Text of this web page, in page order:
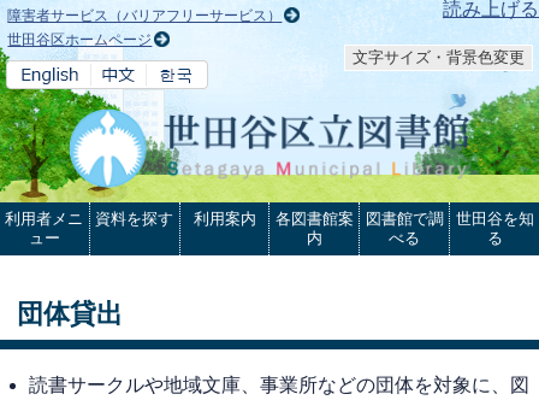
本文へ 読み上げる
障害者サービス（バリアフリーサービス）
世田谷区ホームページ
文字サイズ・背景色変更
利用者メニ
ュー
資料を探す 利用案内
各図書館案
内
図書館で調
べる
世田谷を知
る
団体貸出
読書サークルや地域文庫、事業所などの団体を対象に、図